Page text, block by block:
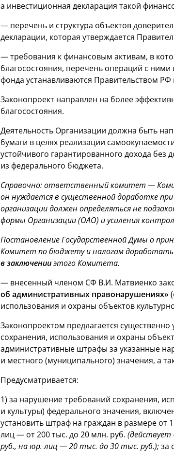
а инвестиционная декларация такой
— перечень и структура объектов
декларации, которая утверждается
— требования к финансовым активам, в
благосостояния, перечень операций с
фонда устанавливаются Правительством
Законопроект направлен на более
благосостояния.
Деятельность Организации должна быть
бумаги в целях реализации
устойчивого гарантированного дохода
из федерального бюджета.
Справочно: ответственный комитет —
он нуждается в существенной доработке
организации должен определяться не
формы Организации (ОАО) и усиления
Постановление Государственной Думы о
Комитет по бюджету и налогам
в заключенииэтого Комитета.
— внесенный членом СФ В.И. Матвиенко
об административных правонарушениях»
использования и охраны объектов
Законопроектом предлагается
сохранения, использования и охраны
административные штрафы за указанные
и местного (муниципального) значения, а
Предусматривается:
1) за нарушение требований сохранения,
и культуры) федерального значения,
установить штраф на граждан в размере от
лиц — от 200 тыс. до 20 млн. руб.
руб., на юр. лиц — 20 тыс. до 30 тыс. руб.);за